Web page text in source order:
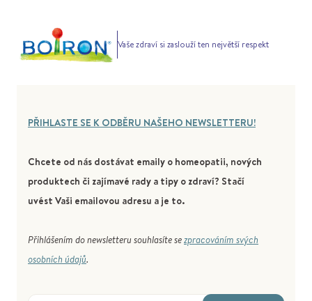
Vaše zdraví si zaslouží ten největší respekt
PŘIHLASTE SE K ODBĚRU NAŠEHO NEWSLETTERU!
Chcete od nás dostávat emaily o homeopatii, nových
produktech či zajímavé rady a tipy o zdraví? Stačí
uvést Vaši emailovou adresu a je to.
Přihlášením do newsletteru souhlasíte sezpracováním svých
osobních údajů.